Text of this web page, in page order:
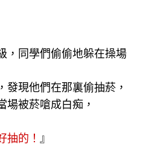
，同學們偷偷地躲在操場
現他們在那裏偷抽菸，
場被菸嗆成白痴，
抽的！ 』